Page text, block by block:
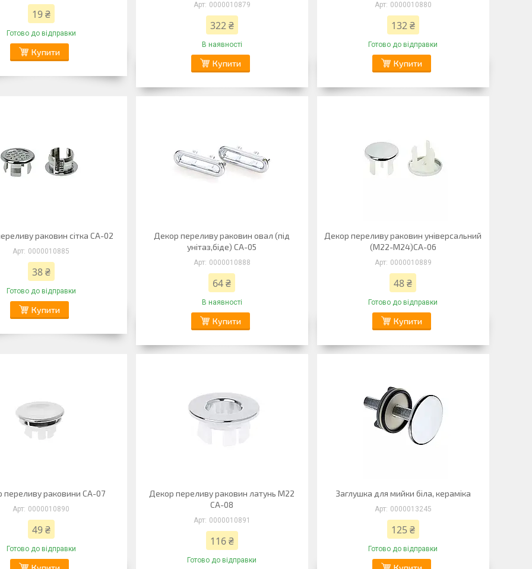
19 ₴
Готово до відправки
Купити
0000010879
322 ₴
В наявності
Купити
0000010880
132 ₴
Готово до відправки
Купити
раковин сітка СА-02
0000010885
38 ₴
Готово до відправки
Купити
Декор переливу раковин овал (під
унітаз,біде) СА-05
0000010888
64 ₴
В наявності
Купити
Декор переливу раковин універсальний
(М22-М24)СА-06
0000010889
48 ₴
Готово до відправки
Купити
переливу раковини СА-07
0000010890
49 ₴
Готово до відправки
Декор переливу раковин латунь М22
СА-08
0000010891
116 ₴
Готово до відправки
Заглушка для мийки біла, кераміка
0000013245
125 ₴
Готово до відправки